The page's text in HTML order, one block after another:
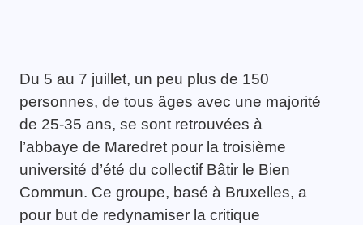
Du 5 au 7 juillet, un peu plus de 150
personnes, de tous âges avec une majorité
de 25-35 ans, se sont retrouvées à
l’abbaye de Maredret pour la troisième
université d’été du collectif Bâtir le Bien
Commun. Ce groupe, basé à Bruxelles, a
pour but de redynamiser la critique